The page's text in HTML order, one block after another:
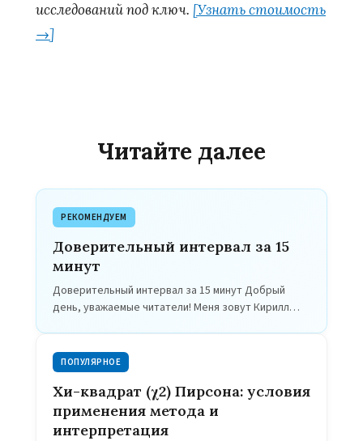
исследований под ключ. [Узнать стоимость
→]
Читайте далее
РЕКОМЕНДУЕМ
Доверительный интервал за 15
минут
Доверительный интервал за 15 минут Добрый
день, уважаемые читатели! Меня зовут Кирилл
беседы будет «Доверительный интервал». Что…
ПОПУЛЯРНОЕ
Хи-квадрат (χ2) Пирсона: условия
применения метода и
интерпретация